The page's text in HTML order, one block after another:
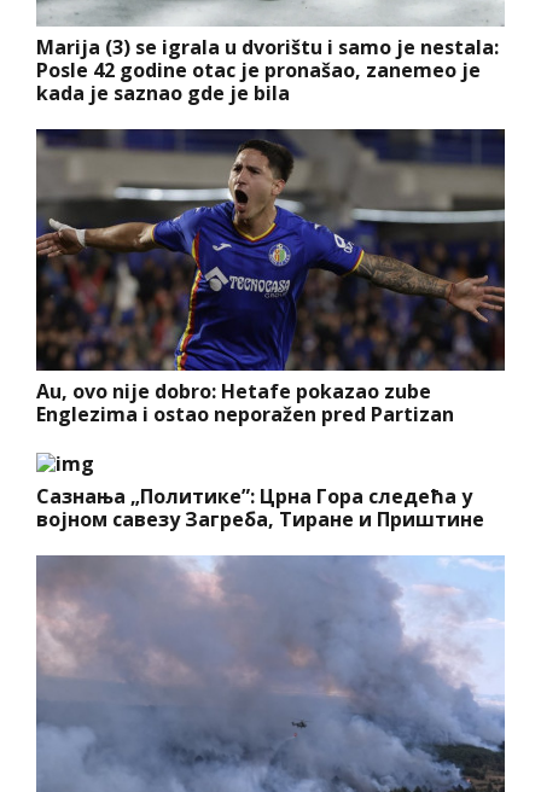
Marija (3) se igrala u dvorištu i samo je nestala:
Posle 42 godine otac je pronašao, zanemeo je
kada je saznao gde je bila
Au, ovo nije dobro: Hetafe pokazao zube
Englezima i ostao neporažen pred Partizan
Сазнања „Политике”: Црна Гора следећа у
војном савезу Загреба, Тиране и Приштине